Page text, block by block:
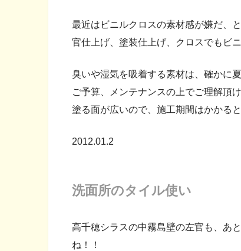
最近はビニルクロスの素材感が嫌だ、
官仕上げ、塗装仕上げ、クロスでもビ
臭いや湿気を吸着する素材は、確かに
ご予算、メンテナンスの上でご理解頂
塗る面が広いので、施工期間はかかる
2012.01.2
洗面所のタイル使い
高千穂シラスの中霧島壁の左官も、あ
ね！！